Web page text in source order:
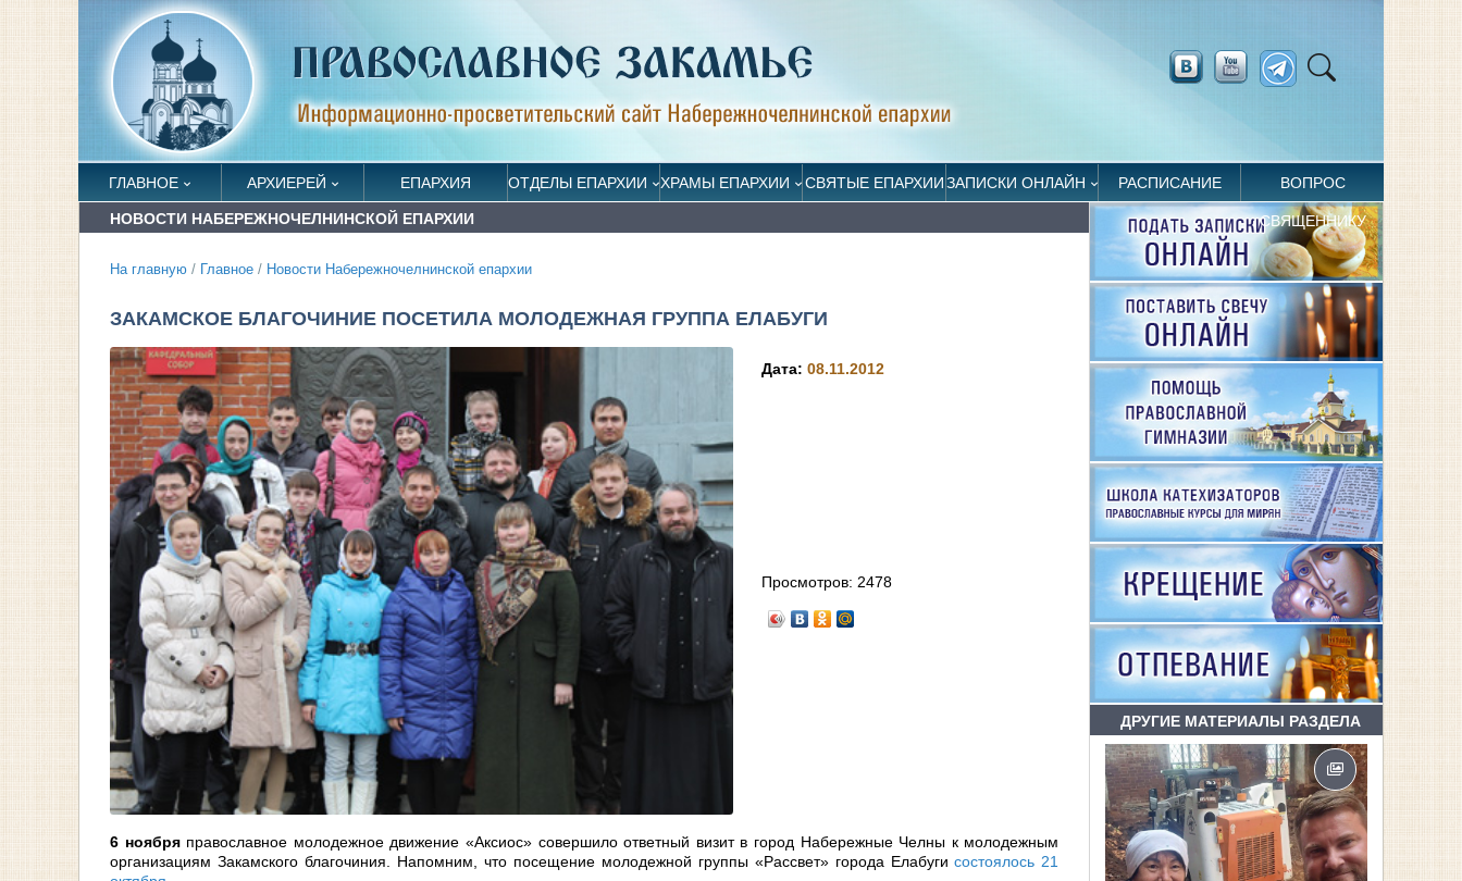
ГЛАВНОЕ АРХИЕРЕЙ ЕПАРХИЯ ОТДЕЛЫ ЕПАРХИИ ХРАМЫ ЕПАРХИИ СВЯТЫЕ ЕПАРХИИЗАПИСКИ ОНЛАЙН РАСПИСАНИЕ ВОПРОС
СВЯЩЕННИКУ
НОВОСТИ НАБЕРЕЖНОЧЕЛНИНСКОЙ ЕПАРХИИ
На главную / Главное / Новости Набережночелнинской епархии
ЗАКАМСКОЕ БЛАГОЧИНИЕ ПОСЕТИЛА МОЛОДЕЖНАЯ ГРУППА ЕЛАБУГИ
Дата:08.11.2012
Просмотров: 2478
6 ноябряправославное молодежное движение «Аксиос» совершило ответный визит в город Набережные Челны к молодежным
организациям Закамского благочиния. Напомним, что посещение молодежной группы «Рассвет» города Елабугисостоялось 21
ДРУГИЕ МАТЕРИАЛЫ РАЗДЕЛА